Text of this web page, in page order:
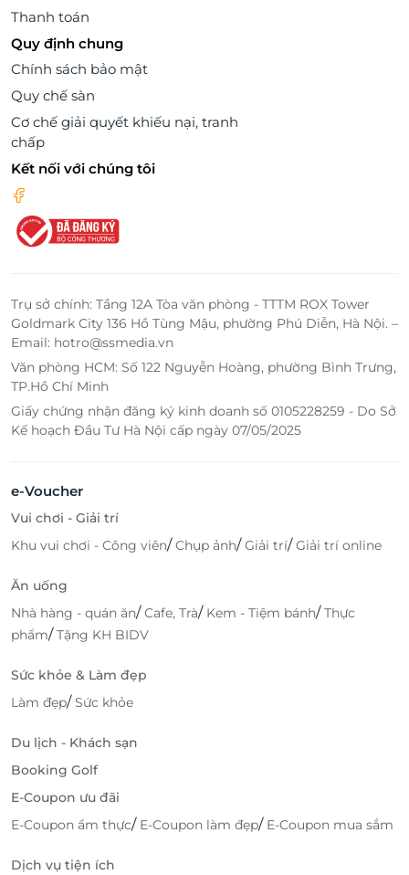
Thanh toán
Quy định chung
Chính sách bảo mật
Quy chế sàn
Cơ chế giải quyết khiếu nại, tranh
chấp
Kết nối với chúng tôi
Trụ sở chính: Tầng 12A Tòa văn phòng - TTTM ROX Tower
Goldmark City 136 Hồ Tùng Mậu, phường Phú Diễn, Hà Nội. –
Email: hotro@ssmedia.vn
Văn phòng HCM: Số 122 Nguyễn Hoàng, phường Bình Trưng,
TP.Hồ Chí Minh
Giấy chứng nhận đăng ký kinh doanh số 0105228259 - Do Sở
Kế hoạch Đầu Tư Hà Nội cấp ngày 07/05/2025
e-Voucher
Vui chơi - Giải trí
Khu vui chơi - Công viên/Chụp ảnh/Giải trí/Giải trí online
Ăn uống
Nhà hàng - quán ăn/Cafe, Trà/ Kem - Tiệm bánh/Thực
phẩm/Tặng KH BIDV
Sức khỏe & Làm đẹp
Làm đẹp/Sức khỏe
Du lịch - Khách sạn
Booking Golf
E-Coupon ưu đãi
E-Coupon ẩm thực/ E-Coupon làm đẹp/ E-Coupon mua sắm
Dịch vụ tiện ích